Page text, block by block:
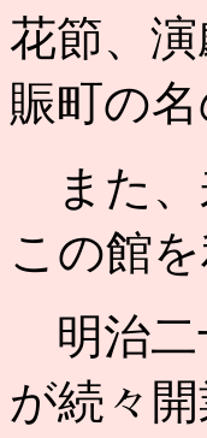
花節、
賑町の
また、
この館
明治二
が続々